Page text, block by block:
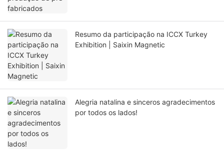
Resumo da participação na ICCX Turkey
Exhibition | Saixin Magnetic
Alegria natalina e sinceros agradecimentos
por todos os lados!